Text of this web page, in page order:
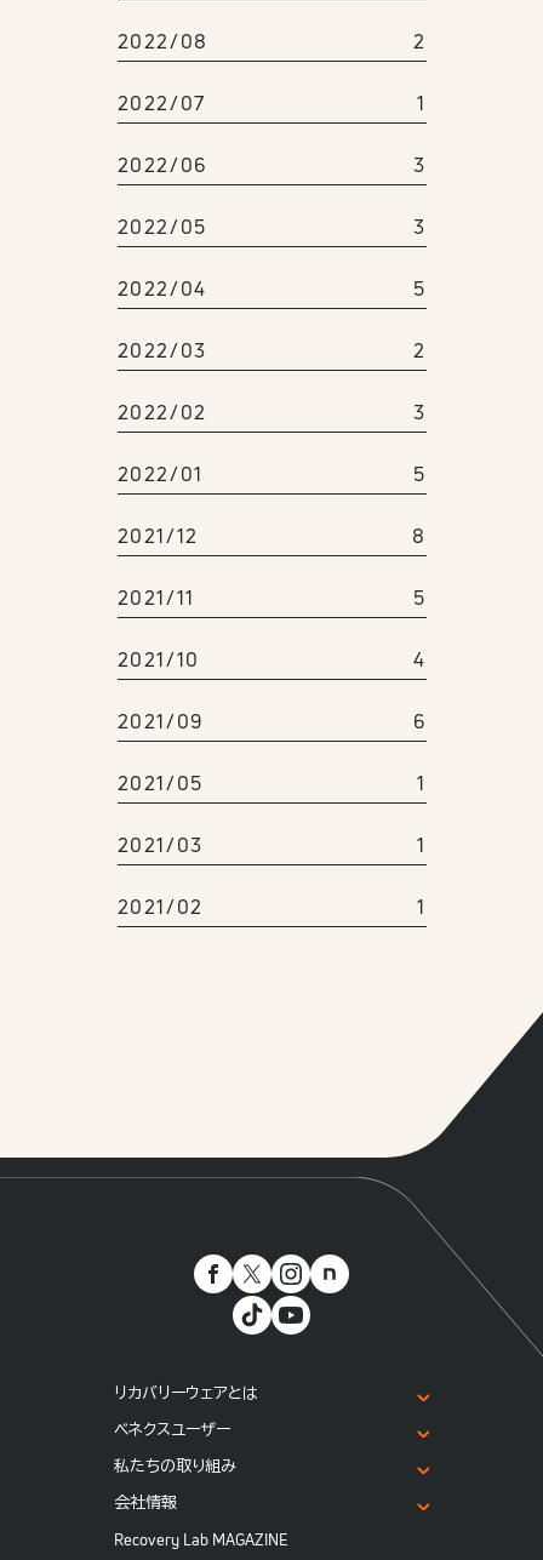
2022/08 2
2022/07 1
2022/06 3
2022/05 3
2022/04 5
2022/03 2
2022/02 3
2022/01 5
2021/12 8
2021/11 5
2021/10 4
2021/09 6
2021/05 1
2021/03 1
2021/02 1
リカバリーウェアとは
ベネクスユーザー
私たちの取り組み
会社情報
Recovery Lab MAGAZINE